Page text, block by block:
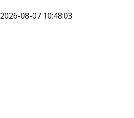
2026-08-07 10:48:03